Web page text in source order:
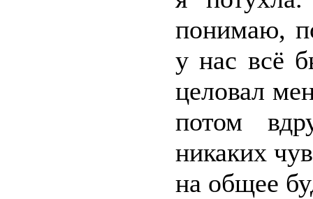
понимаю,
у нас всё
целовал
потом
никаких
на общее